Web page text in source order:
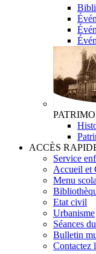
ACCÈS
Service
Accueil et
Menu
Etat civil
Urbanisme
Séances
Bulletin
Contactez